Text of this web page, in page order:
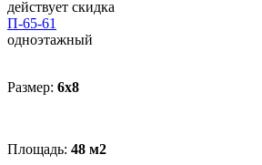
действует скидка
П-65-61
одноэтажный
Размер: 6x8
Площадь: 48 м2